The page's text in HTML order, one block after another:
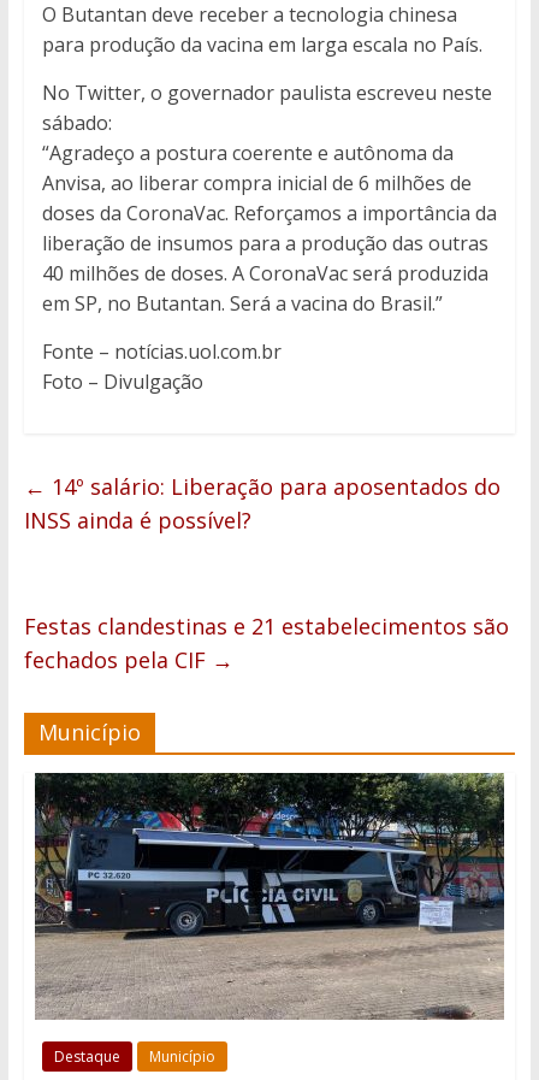
O Butantan deve receber a tecnologia chinesa
para produção da vacina em larga escala no País.
No Twitter, o governador paulista escreveu neste
sábado:
“Agradeço a postura coerente e autônoma da
Anvisa, ao liberar compra inicial de 6 milhões de
doses da CoronaVac. Reforçamos a importância da
liberação de insumos para a produção das outras
40 milhões de doses. A CoronaVac será produzida
em SP, no Butantan. Será a vacina do Brasil.”
Fonte – notícias.uol.com.br
Foto – Divulgação
← 14º salário: Liberação para aposentados do
INSS ainda é possível?
Festas clandestinas e 21 estabelecimentos são
fechados pela CIF →
Município
Destaque Município